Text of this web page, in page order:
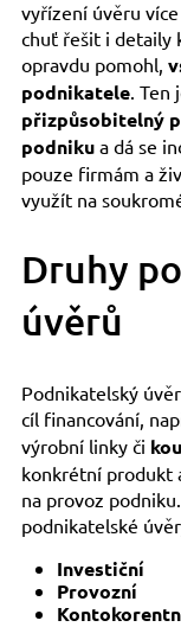
vyřízení úvěru
chuť řešit i detaily
opravdu pomohl,
podnikatele. Ten
přizpůsobitelný
podnikua dá se
pouze firmám a
využít na
Druhy
úvěrů
Podnikatelský
cíl financování,
výrobní linky či
konkrétní produkt
na provoz
podnikatelské
Investiční
Provozní